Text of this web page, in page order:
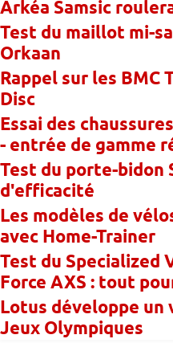
Arkéa Samsic
Test du maillot mi-
Orkaan
Rappel sur les BMC
Disc
Essai des
- entrée de gamme
Test du porte-bidon
d'efficacité
Les modèles de
avec Home-Trainer
Test du Specialized
Force AXS : tout
Lotus développe un
Jeux Olympiques